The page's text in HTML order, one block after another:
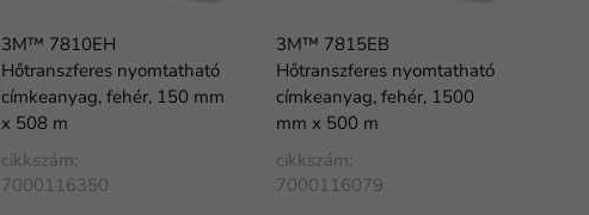
3M™ 7810EH
Hőtranszferes nyomtatható
címkeanyag, fehér, 150 mm
x 508 m
cikkszám:
7000116350
3M™ 7815EB
Hőtranszferes nyomtatható
címkeanyag, fehér, 1500
mm x 500 m
cikkszám:
7000116079